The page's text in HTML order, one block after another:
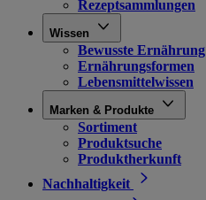
Rezeptsammlungen
Wissen
Bewusste Ernährung
Ernährungsformen
Lebensmittelwissen
Marken & Produkte
Sortiment
Produktsuche
Produktherkunft
Nachhaltigkeit